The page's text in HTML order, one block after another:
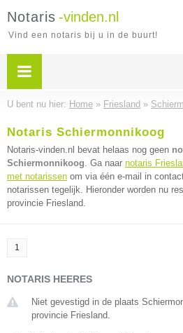
Notaris -vinden.nl
Vind een notaris bij u in de buurt!
U bent nu hier: Home » Friesland »
Notaris Schiermonnikoog
Notaris-vinden.nl bevat helaas nog geen
Schiermonnikoog. Ga naar notaris
met notarissen om via één e-mail in
notarissen tegelijk. Hieronder worden nu
provincie Friesland.
1
NOTARIS HEERES
Niet gevestigd in de plaats
provincie Friesland.